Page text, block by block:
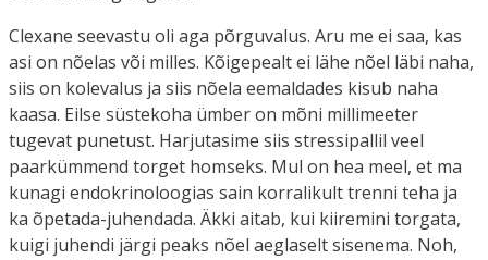
Clexane seevastu oli aga põrguvalus. Aru me ei saa, kas
asi on nõelas või milles. Kõigepealt ei lähe nõel läbi naha,
siis on kolevalus ja siis nõela eemaldades kisub naha
kaasa. Eilse süstekoha ümber on mõni millimeeter
tugevat punetust. Harjutasime siis stressipallil veel
paarkümmend torget homseks. Mul on hea meel, et ma
kunagi endokrinoloogias sain korralikult trenni teha ja
ka õpetada-juhendada. Äkki aitab, kui kiiremini torgata,
kuigi juhendi järgi peaks nõel aeglaselt sisenema. Noh,